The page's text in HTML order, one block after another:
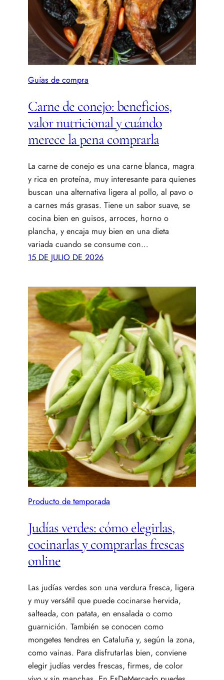
Guías de compra
Carne de conejo: beneficios,
valor nutricional y cuándo
merece la pena comprarla
La carne de conejo es una carne blanca, magra
y rica en proteína, muy interesante para quienes
buscan una alternativa ligera al pollo, al pavo o
a carnes más grasas. Tiene un sabor suave, se
cocina bien en guisos, arroces, horno o
plancha, y encaja muy bien en una dieta
variada cuando se consume con…
15 DE JULIO DE 2026
Producto de temporada
Judías verdes: cómo elegirlas,
cocinarlas y comprarlas frescas
online
Las judías verdes son una verdura fresca, ligera
y muy versátil que puede cocinarse hervida,
salteada, con patata, en ensalada o como
guarnición. También se conocen como
mongetes tendres en Cataluña y, según la zona,
como vainas. Para disfrutarlas bien, conviene
elegir judías verdes frescas, firmes, de color